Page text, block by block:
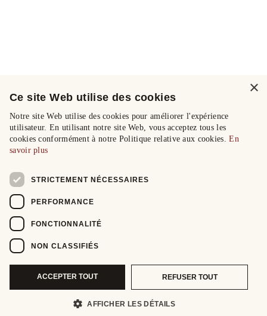
×
Ce site Web utilise des cookies
Notre site Web utilise des cookies pour améliorer l'expérience
utilisateur. En utilisant notre site Web, vous acceptez tous les
cookies conformément à notre Politique relative aux cookies.En
savoir plus
STRICTEMENT NÉCESSAIRES
PERFORMANCE
FONCTIONNALITÉ
NON CLASSIFIÉS
ACCEPTER TOUT REFUSER TOUT
AFFICHER LES DÉTAILS